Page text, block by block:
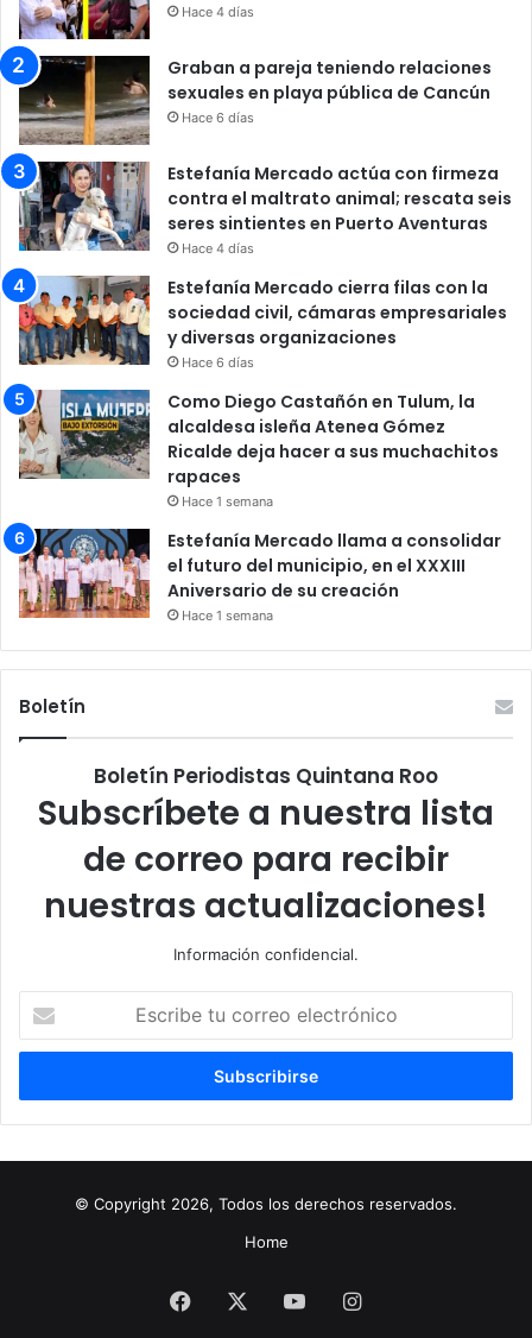
Hace 4 días
Graban a pareja teniendo relaciones
sexuales en playa pública de Cancún
Hace 6 días
Estefanía Mercado actúa con firmeza
contra el maltrato animal; rescata seis
seres sintientes en Puerto Aventuras
Hace 4 días
Estefanía Mercado cierra filas con la
sociedad civil, cámaras empresariales
y diversas organizaciones
Hace 6 días
Como Diego Castañón en Tulum, la
alcaldesa isleña Atenea Gómez
Ricalde deja hacer a sus muchachitos
rapaces
Hace 1 semana
Estefanía Mercado llama a consolidar
el futuro del municipio, en el XXXIII
Aniversario de su creación
Hace 1 semana
Boletín
Boletín Periodistas Quintana Roo
Subscríbete a nuestra lista
de correo para recibir
nuestras actualizaciones!
Información confidencial.
correo
© Copyright 2026, Todos los derechos reservados.
Home
Facebook YouTubeInstagram